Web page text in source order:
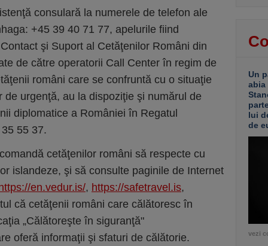
consulară la numerele de telefon ale
+45 39 40 71 77, apelurile fiind
şi Suport al Cetăţenilor Români din
de către operatorii Call Center în regim de
români care se confruntă cu o situaţie
urgenţă, au la dispoziţie şi numărul de
diplomatice a României în Regatul
55 37.
cetăţenilor români să respecte cu
islandeze, şi să consulte paginile de Internet
en.vedur.is/, https://safetravel.is,
că cetăţenii români care călătoresc în
„Călătoreşte în siguranţă"
oferă informaţii şi sfaturi de călătorie.
Un
abia
lui
de
vezi